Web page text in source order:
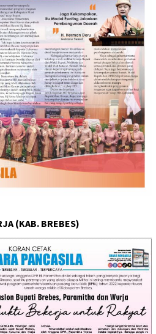
(KAB. BREBES)